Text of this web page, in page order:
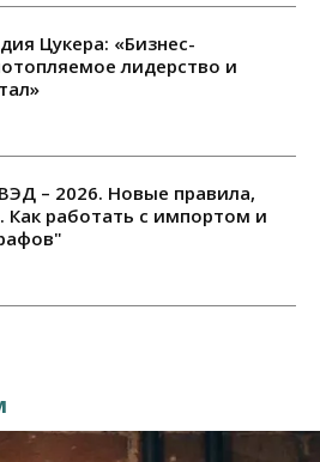
Цукера: «Бизнес-
лидерство и
– 2026. Новые правила,
Как работать с импортом и